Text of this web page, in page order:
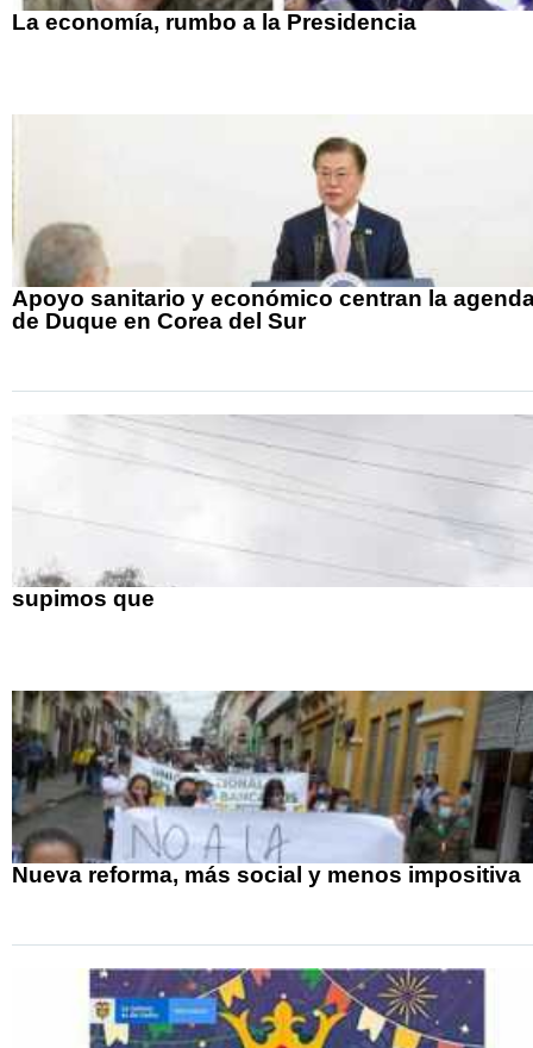
La economía, rumbo a la Presidencia
Apoyo sanitario y económico centran la
de Duque en Corea del Sur
supimos que
Nueva reforma, más social y menos impositiva